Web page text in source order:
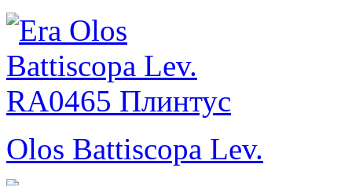
Olos Battiscopa Lev.